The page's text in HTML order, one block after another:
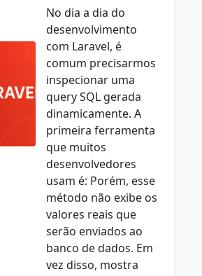
No dia a dia do
desenvolvimento
com Laravel, é
comum precisarmos
inspecionar uma
query SQL gerada
dinamicamente. A
primeira ferramenta
que muitos
desenvolvedores
usam é: Porém, esse
método não exibe os
valores reais que
serão enviados ao
banco de dados. Em
vez disso, mostra